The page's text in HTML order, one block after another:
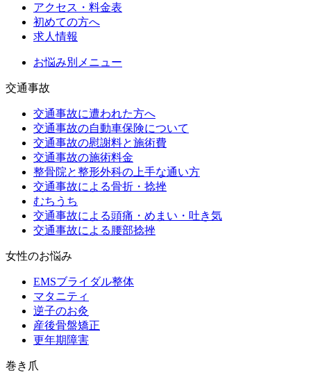
アクセス・料金表
初めての方へ
求人情報
お悩み別メニュー
交通事故
交通事故に遭われた方へ
交通事故の自動車保険について
交通事故の慰謝料と施術費
交通事故の施術料金
整骨院と整形外科の上手な通い方
交通事故による骨折・捻挫
むちうち
交通事故による頭痛・めまい・吐き気
交通事故による腰部捻挫
女性のお悩み
EMSブライダル整体
マタニティ
逆子のお灸
産後骨盤矯正
更年期障害
巻き爪